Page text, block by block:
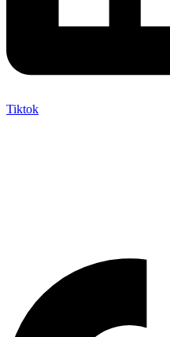
Tiktok